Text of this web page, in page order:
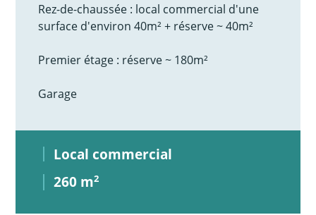
Rez-de-chaussée : local commercial d'une
surface d'environ 40m² + réserve ~ 40m²
Premier étage : réserve ~ 180m²
Garage
Local commercial
260 m2